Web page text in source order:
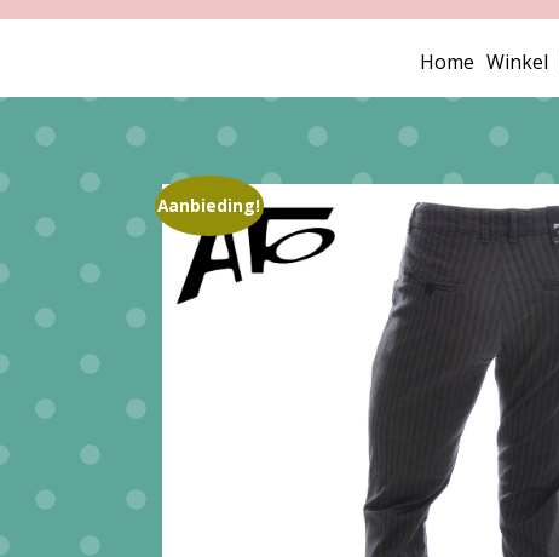
Home Winkel
Aanbieding!